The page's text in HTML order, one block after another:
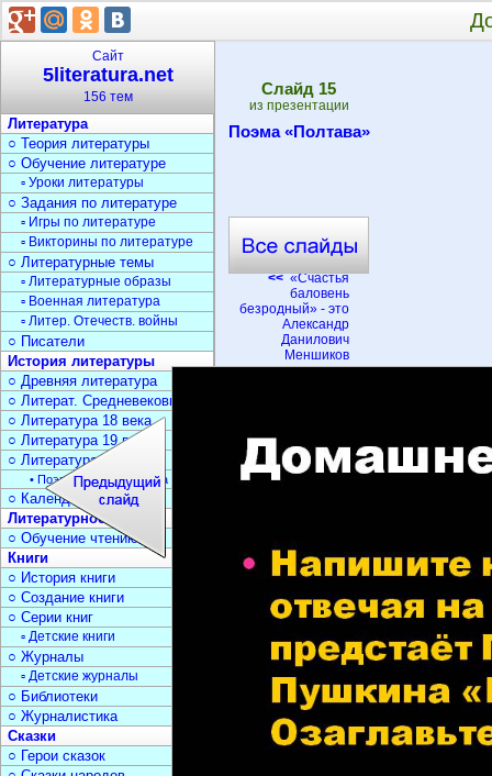
Cлайд 15
из презентации
Поэма «Полтава»
<<«Счастья
баловень
безродный» - это
Александр
Данилович
Меншиков
Сайт
5literatura.net
156 тем
Литература
○ Теория литературы
○ Обучение литературе
▫ Уроки литературы
○ Задания по литературе
▫ Игры по литературе
▫ Викторины по литературе
○ Литературные темы
▫ Литературные образы
▫ Военная литература
▫ Литер. Отечеств. войны
○ Писатели
История литературы
○ Древняя литература
○ Литерат. Средневековья
○ Литература 18 века
○ Литература 19 века
○ Литература 20 века
• Поэзия Серебрян. века
○ Календарь дат
Литературное чтение
○ Обучение чтению
Книги
○ История книги
○ Создание книги
○ Серии книг
▫ Детские книги
○ Журналы
▫ Детские журналы
○ Библиотеки
○ Журналистика
Сказки
○ Герои сказок